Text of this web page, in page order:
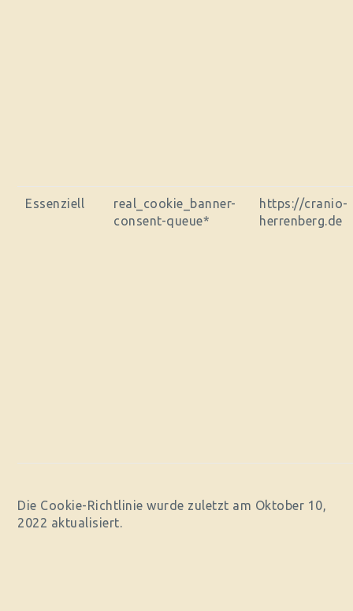
Essenziell
real_cookie_banner-
consent-queue*
https://cranio-
herrenberg.de
Die Cookie-Richtlinie wurde zuletzt am Oktober 10,
2022 aktualisiert.